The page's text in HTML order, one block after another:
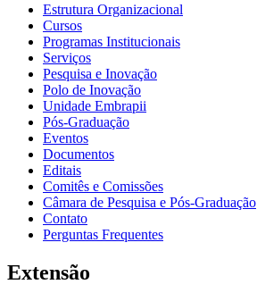
Estrutura Organizacional
Cursos
Programas Institucionais
Serviços
Pesquisa e Inovação
Polo de Inovação
Unidade Embrapii
Pós-Graduação
Eventos
Documentos
Editais
Comitês e Comissões
Câmara de Pesquisa e Pós-Graduação
Contato
Perguntas Frequentes
Extensão